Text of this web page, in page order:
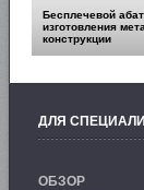
Бесплечевой
изготовления
конструкции
ДЛЯ
ОБЗОР